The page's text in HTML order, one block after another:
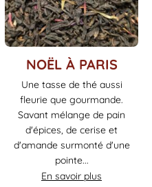
NOËL À PARIS
Une tasse de thé aussi
fleurie que gourmande.
Savant mélange de pain
d'épices, de cerise et
d'amande surmonté d'une
pointe...
En savoir plus
produit
plusieurs
variations.
options